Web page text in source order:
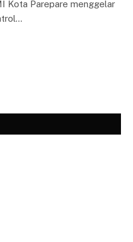
Kota Parepare menggelar